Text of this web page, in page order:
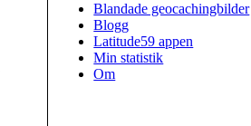
Blandade geocachingbilder
Blogg
Latitude59 appen
Min statistik
Om